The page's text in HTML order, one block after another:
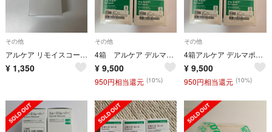
その他
アルケア リモイスコート ノンアルコール性保護膜形成剤(30ml)
¥ 1,350
その他
4箱 アルケア デルマポア 透湿・防水粘着性伸縮包帯 3号(2巻入)【送料込み】
¥ 9,500
950円相当還元 (10%)
その他
4箱アルケア デルマポア 透湿・防水粘着性伸縮包帯 3号(2巻入)【送料込み】
¥ 9,500
950円相当還元 (10%)